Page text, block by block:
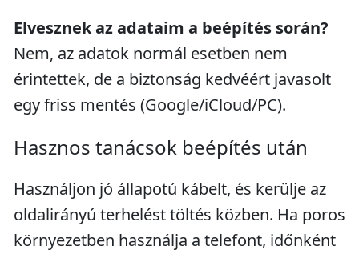
Elvesznek az adataim a beépítés során?
Nem, az adatok normál esetben nem
érintettek, de a biztonság kedvéért javasolt
egy friss mentés (Google/iCloud/PC).
Hasznos tanácsok beépítés után
Használjon jó állapotú kábelt, és kerülje az
oldalirányú terhelést töltés közben. Ha poros
környezetben használja a telefont, időnként